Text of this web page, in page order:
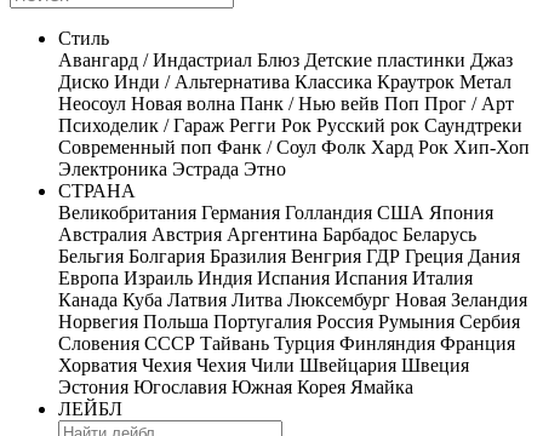
Стиль
Авангард / Индастриал Блюз Детские пластинки Джаз
Диско Инди / Альтернатива Классика Краутрок Метал
Неосоул Новая волна Панк / Нью вейв Поп Прог / Арт
Психоделик / Гараж Регги Рок Русский рок Саундтреки
Современный поп Фанк / Соул Фолк Хард Рок Хип-Хоп
Электроника Эстрада Этно
СТРАНА
Великобритания Германия Голландия США Япония
Австралия Австрия Аргентина Барбадос Беларусь
Бельгия Болгария Бразилия Венгрия ГДР Греция Дания
Европа Израиль Индия Испания Испания Италия
Канада Куба Латвия Литва Люксембург Новая Зеландия
Норвегия Польша Португалия Россия Румыния Сербия
Словения СССР Тайвань Турция Финляндия Франция
Хорватия Чехия Чехия Чили Швейцария Швеция
Эстония Югославия Южная Корея Ямайка
ЛЕЙБЛ